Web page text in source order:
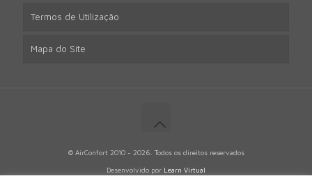
Termos de Utilização
Mapa do Site
© AirConfort 2010 - 2026. Todos os direitos reservados
Desenvolvido por Learn Virtual